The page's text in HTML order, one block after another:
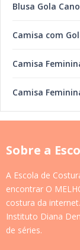
Blusa Gola
Camisa com
Camisa
Camisa
Sobre a
A Escola de
encontrar O
costura da
Instituto Diana
de séries.